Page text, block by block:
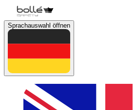
Sprachauswahl öffnen